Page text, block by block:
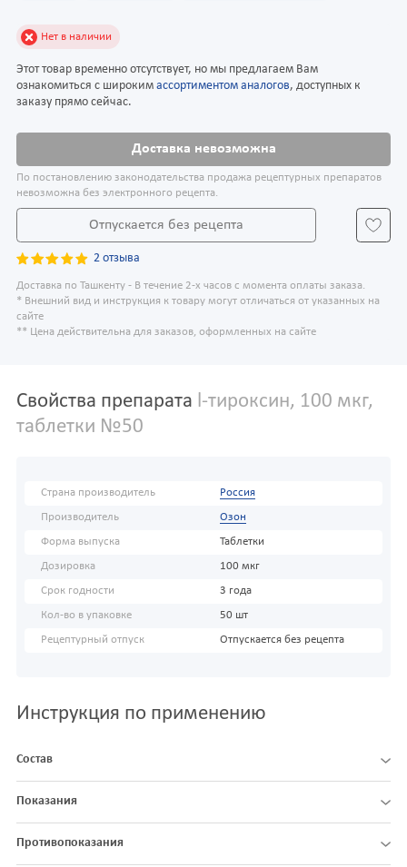
Нет в наличии
Этот товар временно отсутствует, но мы предлагаем Вам
ознакомиться с широким ассортиментом аналогов, доступных к
заказу прямо сейчас.
Доставка невозможна
По постановлению законодательства продажа рецептурных препаратов
невозможна без электронного рецепта.
Отпускается без рецепта
2 отзыва
Доставка по Ташкенту - В течение 2-х часов с момента оплаты заказа.
* Внешний вид и инструкция к товару могут отличаться от указанных на
сайте
** Цена действительна для заказов, оформленных на сайте
Свойства препарата l-тироксин, 100 мкг,
таблетки №50
Страна производитель Россия
Производитель Озон
Форма выпуска Таблетки
Дозировка 100 мкг
Срок годности 3 года
Кол-во в упаковке 50 шт
Рецептурный отпуск Отпускается без рецепта
Инструкция по применению
Состав
Показания
Противопоказания